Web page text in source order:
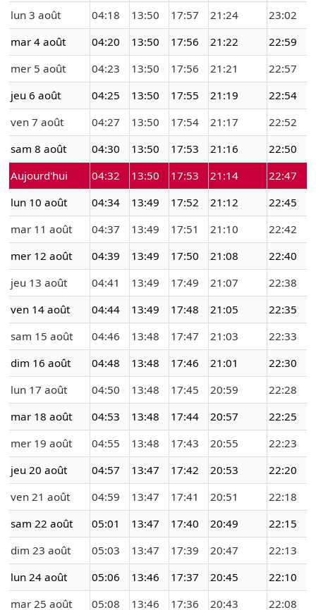
lun 3 août
04:18 13:50 17:57 21:24
23:02
mar 4 août
04:20 13:50 17:56 21:22
22:59
mer 5 août
04:23 13:50 17:56 21:21
22:57
jeu 6 août
04:25 13:50 17:55 21:19
22:54
ven 7 août
04:27 13:50 17:54 21:17
22:52
sam 8 août
04:30 13:50 17:53 21:16
22:50
Aujourd'hui
04:32 13:50 17:53 21:14
22:47
lun 10 août
04:34 13:49 17:52 21:12
22:45
mar 11 août
04:37 13:49 17:51 21:10
22:42
mer 12 août
04:39 13:49 17:50 21:08
22:40
jeu 13 août
04:41 13:49 17:49 21:07
22:38
ven 14 août
04:44 13:49 17:48 21:05
22:35
sam 15 août
04:46 13:48 17:47 21:03
22:33
dim 16 août
04:48 13:48 17:46 21:01
22:30
lun 17 août
04:50 13:48 17:45 20:59
22:28
mar 18 août
04:53 13:48 17:44 20:57
22:25
mer 19 août
04:55 13:48 17:43 20:55
22:23
jeu 20 août
04:57 13:47 17:42 20:53
22:20
ven 21 août
04:59 13:47 17:41 20:51
22:18
sam 22 août
05:01 13:47 17:40 20:49
22:15
dim 23 août
05:03 13:47 17:39 20:47
22:13
lun 24 août
05:06 13:46 17:37 20:45
22:10
mar 25 août
05:08 13:46 17:36 20:43 22:08